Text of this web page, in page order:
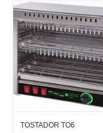
TOSTADOR TO6